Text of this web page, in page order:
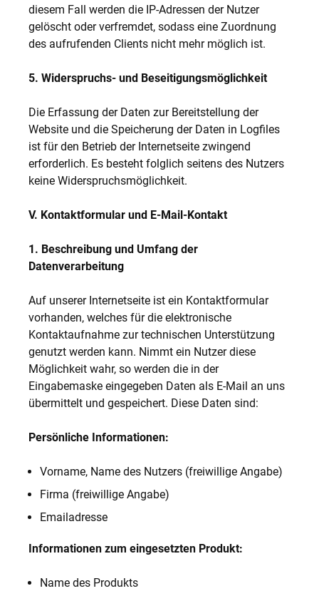
diesem Fall werden die IP-Adressen der Nutzer
gelöscht oder verfremdet, sodass eine Zuordnung
des aufrufenden Clients nicht mehr möglich ist.
5. Widerspruchs- und Beseitigungsmöglichkeit
Die Erfassung der Daten zur Bereitstellung der
Website und die Speicherung der Daten in Logfiles
ist für den Betrieb der Internetseite zwingend
erforderlich. Es besteht folglich seitens des Nutzers
keine Widerspruchsmöglichkeit.
V. Kontaktformular und E-Mail-Kontakt
1. Beschreibung und Umfang der
Datenverarbeitung
Auf unserer Internetseite ist ein Kontaktformular
vorhanden, welches für die elektronische
Kontaktaufnahme zur technischen Unterstützung
genutzt werden kann. Nimmt ein Nutzer diese
Möglichkeit wahr, so werden die in der
Eingabemaske eingegeben Daten als E-Mail an uns
übermittelt und gespeichert. Diese Daten sind:
Persönliche Informationen:
Vorname, Name des Nutzers (freiwillige Angabe)
Firma (freiwillige Angabe)
Emailadresse
Informationen zum eingesetzten Produkt:
Name des Produkts